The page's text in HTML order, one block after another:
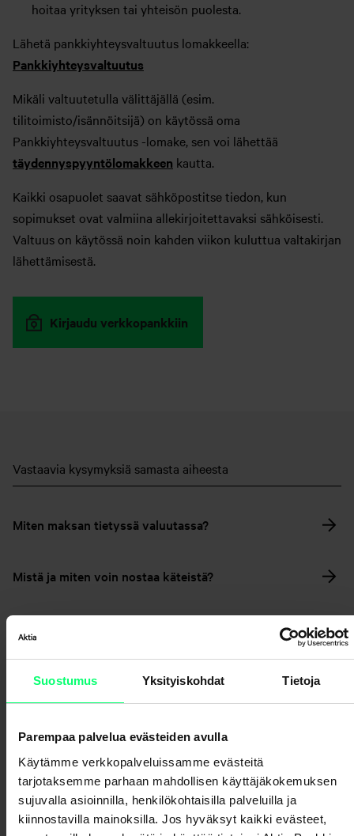
Suostumus Yksityiskohdat Tietoja
Parempaa palvelua evästeiden avulla
Käytämme verkkopalveluissamme evästeitä
tarjotaksemme parhaan mahdollisen käyttäjäkokemuksen
sujuvalla asioinnilla, henkilökohtaisilla palveluilla ja
kiinnostavilla mainoksilla. Jos hyväksyt kaikki evästeet,
hoitaa yrityksen tai yhteisön puolesta.
Lähetä pankkiyhteysvaltuutus lomakkeella:
Pankkiyhteysvaltuutus
Mikäli valtuutetulla välittäjällä (esim.
tilitoimisto/isännöitsijä) on käytössä oma
Pankkiyhteysvaltuutus -lomake, sen voi lähettää
täydennyspyyntölomakkeen kautta.
Kaikki osapuolet saavat sähköpostitse tiedon, kun
sopimukset ovat valmiina allekirjoitettavaksi sähköisesti.
Valtuus on käytössä noin kahden viikon kuluttua valtakirjan
lähettämisestä.
Kirjaudu verkkopankkiin
Vastaavia kysymyksiä samasta aiheesta
Miten maksan tietyssä valuutassa?
Mistä ja miten voin nostaa käteistä?
Miten korjaan virheellisen ulkomaanmaksun?
Miten voin tallettaa rahaa Aktiassa olevalle tilille?
Maksuliikennesanastoa